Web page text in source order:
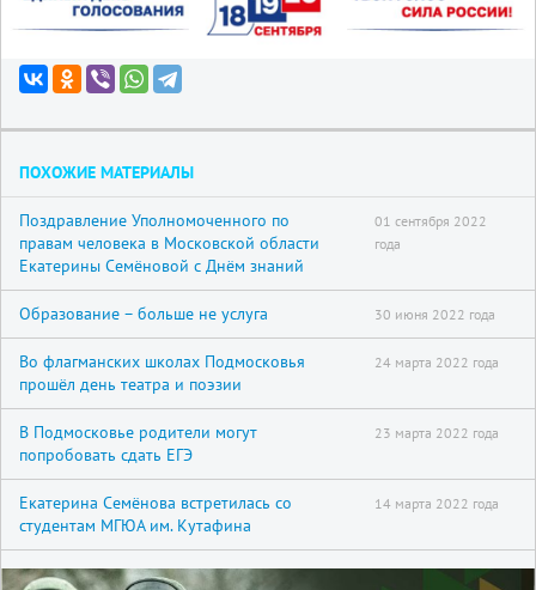
ПОХОЖИЕ МАТЕРИАЛЫ
Поздравление Уполномоченного по
правам человека в Московской области
Екатерины Семёновой с Днём знаний
01 сентября 2022
года
Образование – больше не услуга 30 июня 2022 года
Во флагманских школах Подмосковья
прошёл день театра и поэзии
24 марта 2022 года
В Подмосковье родители могут
попробовать сдать ЕГЭ
23 марта 2022 года
Екатерина Семёнова встретилась со
студентам МГЮА им. Кутафина
14 марта 2022 года